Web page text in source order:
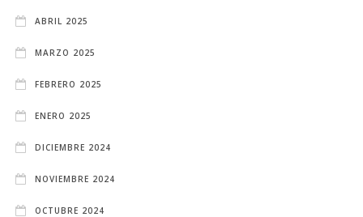
ABRIL 2025
MARZO 2025
FEBRERO 2025
ENERO 2025
DICIEMBRE 2024
NOVIEMBRE 2024
OCTUBRE 2024